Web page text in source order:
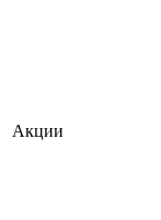
Акции